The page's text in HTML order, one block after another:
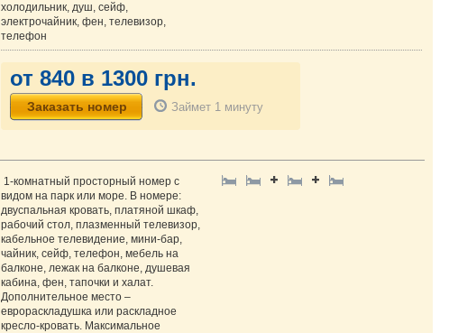
холодильник, душ, сейф,
электрочайник, фен, телевизор,
телефон
от 840 в 1300 грн.
Займет 1 минуту
1-комнатный просторный номер с
видом на парк или море. В номере:
двуспальная кровать, платяной шкаф,
рабочий стол, плазменный телевизор,
кабельное телевидение, мини-бар,
чайник, сейф, телефон, мебель на
балконе, лежак на балконе, душевая
кабина, фен, тапочки и халат.
Дополнительное место –
еврораскладушка или раскладное
кресло-кровать. Максимальное